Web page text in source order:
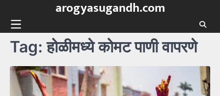
content
arogyasugandh.com
Tag:होळीमध्ये कोमट पाणी वापरणे